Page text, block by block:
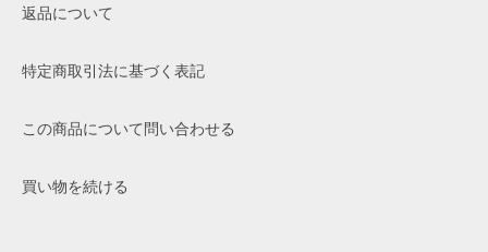
返品について
特定商取引法に基づく表記
この商品について問い合わせる
買い物を続ける